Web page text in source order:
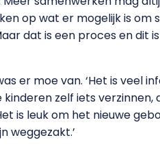
op wat er mogelijk is om
dat is een proces en dit
er moe van. ‘Het is veel
zelf iets verzinnen,
is leuk om het nieuwe
weggezakt.’